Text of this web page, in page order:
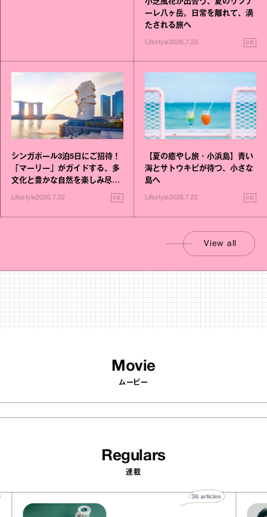
小芝風花が出合う、夏のリゾナ
ーレ八ヶ岳。日常を離れて、満
たされる旅へ
Lifestyle2026.7.23 PR
シンガポール3泊5日にご招待！
「マーリー」がガイドする、多
文化と豊かな自然を楽しみ尽く
す旅
Lifestyle2026.7.22 PR
【夏の癒やし旅・小浜島】青い
海とサトウキビが待つ、小さな
島へ
Lifestyle2026.7.22 PR
View all
Movie
ムービー
Regulars
連載
36 articles